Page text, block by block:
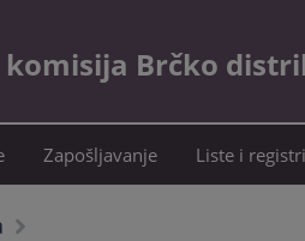
Brčko
Zapošljavanje Liste i registri